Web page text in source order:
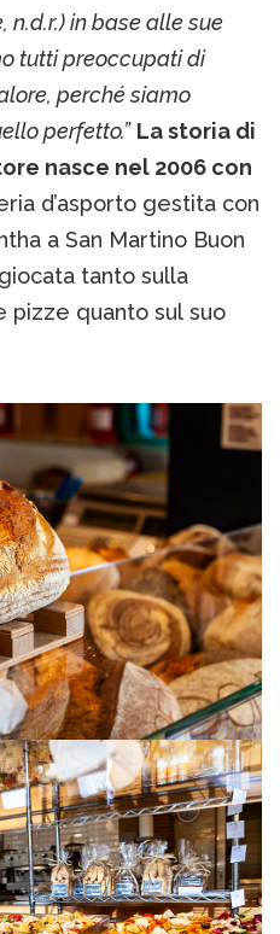
n.d.r.) in base alle sue
tutti preoccupati di
perché siamo
perfetto.” La storia di
nasce nel 2006 con
d’asporto gestita con
a San Martino Buon
tanto sulla
pizze quanto sul suo